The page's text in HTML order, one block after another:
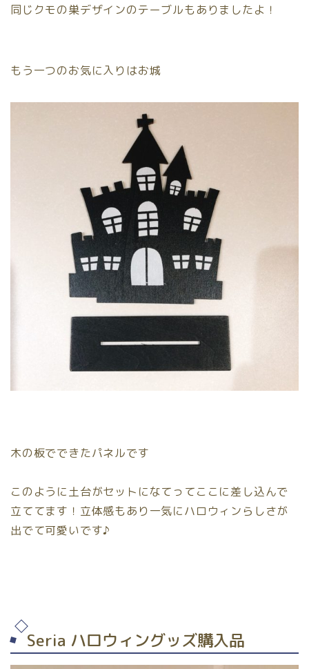
同じクモの巣デザインのテーブルもありましたよ！
もう一つのお気に入りはお城
木の板でできたパネルです
このように土台がセットになてってここに差し込んで
立ててます！立体感もあり一気にハロウィンらしさが
出でて可愛いです♪
Seria ハロウィングッズ購入品